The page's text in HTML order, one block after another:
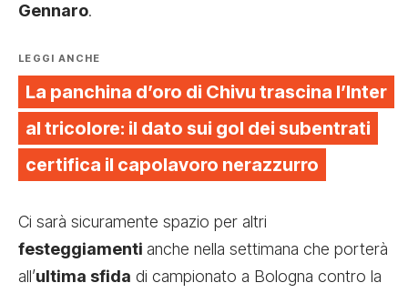
Gennaro.
LEGGI ANCHE
La panchina d’oro di Chivu trascina l’Inter
al tricolore: il dato sui gol dei subentrati
certifica il capolavoro nerazzurro
Ci sarà sicuramente spazio per altri
festeggiamenti anche nella settimana che porterà
all’ultima sfida di campionato a Bologna contro la